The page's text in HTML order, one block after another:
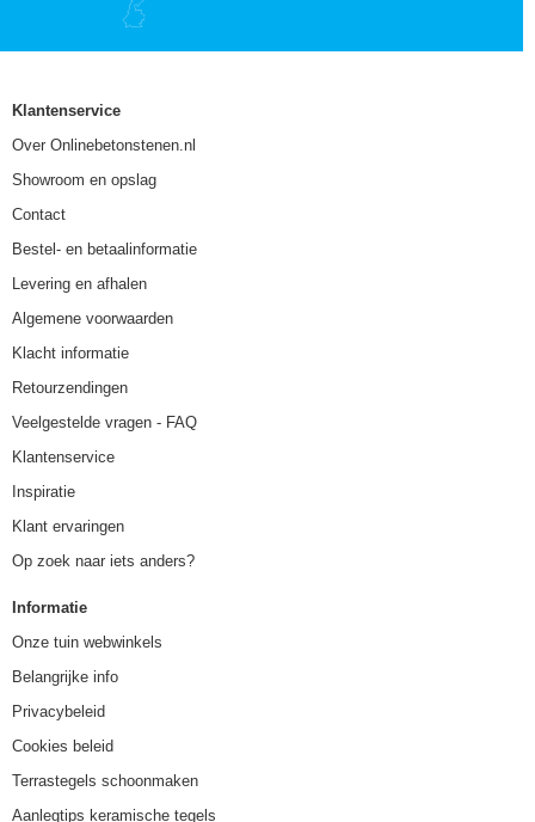
Klantenservice
Over Onlinebetonstenen.nl
Showroom en opslag
Contact
Bestel- en betaalinformatie
Levering en afhalen
Algemene voorwaarden
Klacht informatie
Retourzendingen
Veelgestelde vragen - FAQ
Klantenservice
Inspiratie
Klant ervaringen
Op zoek naar iets anders?
Informatie
Onze tuin webwinkels
Belangrijke info
Privacybeleid
Cookies beleid
Terrastegels schoonmaken
Aanlegtips keramische tegels